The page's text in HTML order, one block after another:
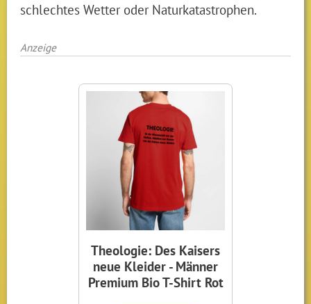
schlechtes Wetter oder Naturkatastrophen.
Anzeige
Theologie: Des Kaisers
neue Kleider - Männer
Premium Bio T-Shirt Rot